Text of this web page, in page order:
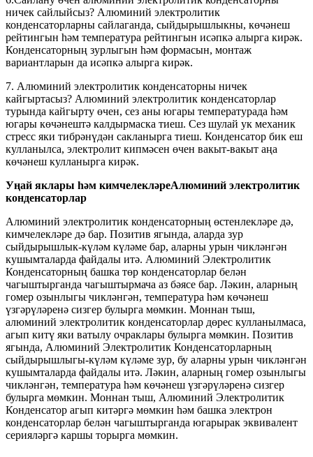
ничек сайлыйсыз? Алюминий электролитик
конденсаторларны сайлаганда, сыйдырышлыкны, көчәнеш
рейтингын һәм температура рейтингын исәпкә алырга кирәк.
Конденсаторның зурлыгын һәм формасын, монтаж
вариантларын да исәпкә алырга кирәк.
7. Алюминий электролитик конденсаторны ничек
кайгыртасыз? Алюминий электролитик конденсаторлар
турында кайгырту өчен, сез аны югары температурада һәм
югары көчәнештә калдырмаска тиеш. Сез шулай ук ​​механик
стресс яки тибрәнүдән сакланырга тиеш. Конденсатор бик еш
кулланылса, электролит кипмәсен өчен вакыт-вакыт аңа
көчәнеш кулланырга кирәк.
Уңай яклары һәм кимчелекләреАлюминий электролитик
конденсаторлар
Алюминий электролитик конденсаторның өстенлекләре дә,
кимчелекләре дә бар. Позитив ягында, аларда зур
сыйдырышлык-күләм күләме бар, аларны урын чикләнгән
кушымталарда файдалы итә. Алюминий Электролитик
Конденсаторның башка төр конденсаторлар белән
чагыштырганда чагыштырмача аз бәясе бар. Ләкин, аларның
гомер озынлыгы чикләнгән, температура һәм көчәнеш
үзгәрүләренә сизгер булырга мөмкин. Моннан тыш,
алюминий электролитик конденсаторлар дөрес кулланылмаса,
агып китү яки ватылу очраклары булырга мөмкин. Позитив
ягында, Алюминий Электролитик Конденсаторларның
сыйдырышлыгы-күләм күләме зур, бу аларны урын чикләнгән
кушымталарда файдалы итә. Ләкин, аларның гомер озынлыгы
чикләнгән, температура һәм көчәнеш үзгәрүләренә сизгер
булырга мөмкин. Моннан тыш, Алюминий Электролитик
Конденсатор агып китәргә мөмкин һәм башка электрон
конденсаторлар белән чагыштырганда югарырак эквивалент
серияләргә каршы торырга мөмкин.